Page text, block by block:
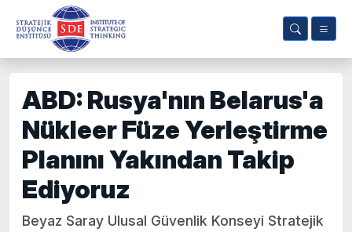
ABD: Rusya'nın Belarus'a
Nükleer Füze Yerleştirme
Planını Yakından Takip
Ediyoruz
Beyaz Saray Ulusal Güvenlik Konseyi Stratejik